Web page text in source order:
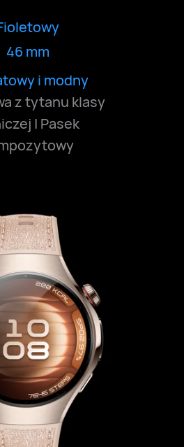
46 mm
i modny
z tytanu klasy
| Pasek
i dyskretny
i uniwersalny
i głęboki